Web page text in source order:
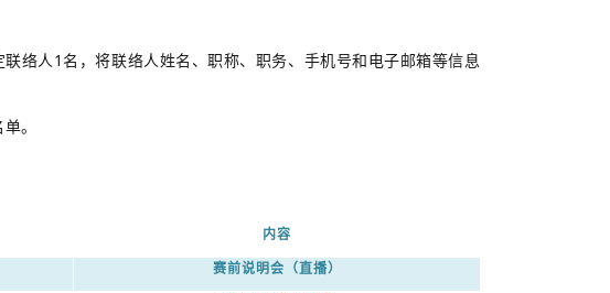
络人1名，将联络人姓名、职称、职务、手机号和电子邮箱等信息
。
内容
赛前说明会（直播）